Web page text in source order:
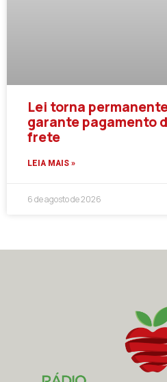
Lei torna
garante pagamento
frete
LEIA MAIS »
6 de agosto de 2026